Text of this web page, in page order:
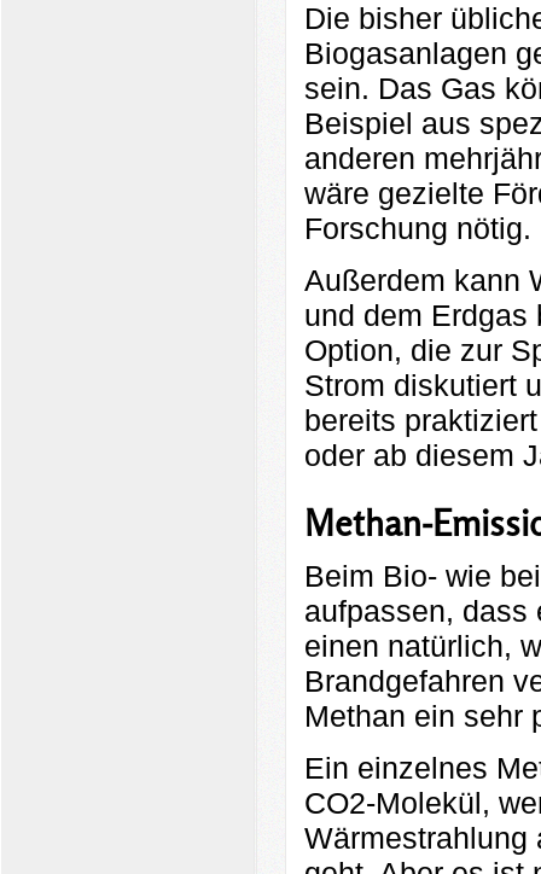
Die bisher
Biogasanlagen
sein. Das Gas
Beispiel aus
anderen
wäre gezielte
Forschung nötig.
Außerdem kann
und dem Erdgas
Option, die zur
Strom diskutiert
bereits
oder ab diesem
Methan-
Beim Bio- wie
aufpassen, dass
einen natürlich,
Brandgefahren
Methan ein sehr
Ein einzelnes
CO2-Molekül,
Wärmestrahlung